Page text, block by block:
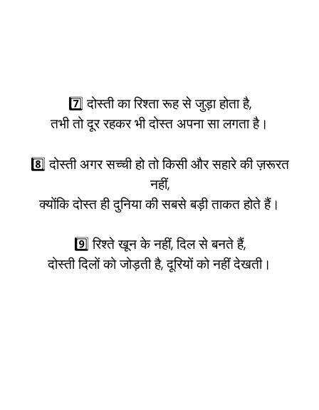
7️⃣ दोस्ती का रिश्ता रूह से जुड़ा होता है,
तभी तो दूर रहकर भी दोस्त अपना सा लगता है।
8️⃣ दोस्ती अगर सच्ची हो तो किसी और सहारे की ज़रूरत
नहीं,
क्योंकि दोस्त ही दुनिया की सबसे बड़ी ताकत होते हैं।
9️⃣ रिश्ते खून के नहीं, दिल से बनते हैं,
दोस्ती दिलों को जोड़ती है, दूरियों को नहीं देखती।